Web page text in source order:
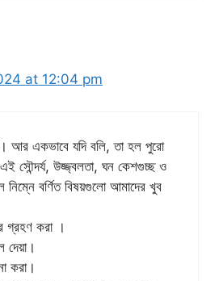
at 12:04 pm
আর একভাবে যদি বলি, তা হল পুরো
সৌন্দর্য, উজ্জ্বলতা, ঘন কেশগুচ্ছ ও
নিম্নে বর্ণিত বিষয়গুলো আমাদের খুব
গ্রহণ করা ।
দেয়া।
করা।